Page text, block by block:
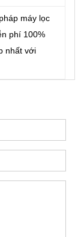
máy lọc
phí 100%
nhất với